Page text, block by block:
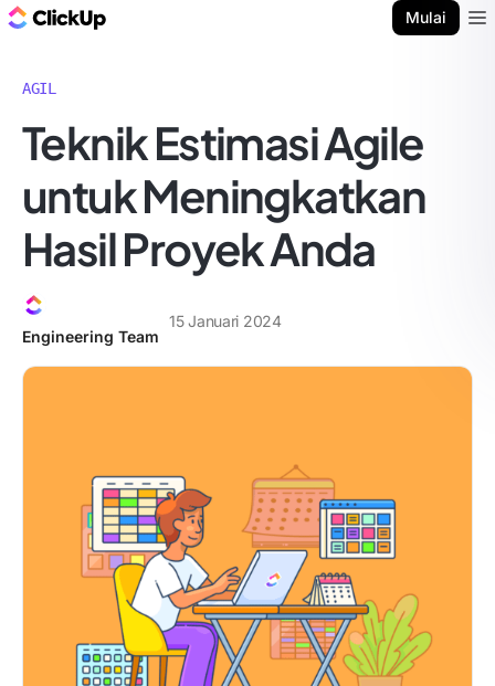
Mulai
AGIL
Teknik Estimasi Agile
untuk Meningkatkan
Hasil Proyek Anda
Engineering Team
15 Januari 2024